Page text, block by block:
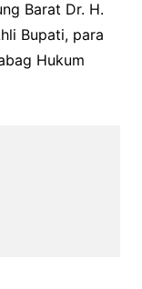
Barat Dr. H.
Bupati, para
Hukum